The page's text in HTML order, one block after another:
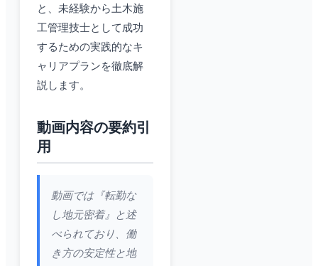
と、未経験から土木施
工管理技士として成功
するための実践的なキ
ャリアプランを徹底解
説します。
動画内容の要約引
用
動画では『転勤な
し地元密着』と述
べられており、働
き方の安定性と地